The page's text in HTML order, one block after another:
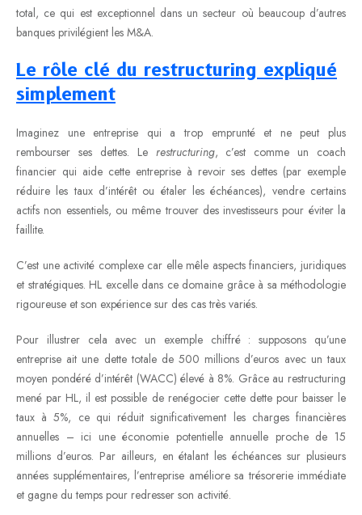
total, ce qui est exceptionnel dans un secteur où beaucoup d’autres
banques privilégient les M&A.
Le rôle clé du restructuring expliqué
simplement
Imaginez une entreprise qui a trop emprunté et ne peut plus
rembourser ses dettes. Le restructuring, c’est comme un coach
financier qui aide cette entreprise à revoir ses dettes (par exemple
réduire les taux d’intérêt ou étaler les échéances), vendre certains
actifs non essentiels, ou même trouver des investisseurs pour éviter la
faillite.
C’est une activité complexe car elle mêle aspects financiers, juridiques
et stratégiques. HL excelle dans ce domaine grâce à sa méthodologie
rigoureuse et son expérience sur des cas très variés.
Pour illustrer cela avec un exemple chiffré : supposons qu’une
entreprise ait une dette totale de 500 millions d’euros avec un taux
moyen pondéré d’intérêt (WACC) élevé à 8%. Grâce au restructuring
mené par HL, il est possible de renégocier cette dette pour baisser le
taux à 5%, ce qui réduit significativement les charges financières
annuelles – ici une économie potentielle annuelle proche de 15
millions d’euros. Par ailleurs, en étalant les échéances sur plusieurs
années supplémentaires, l’entreprise améliore sa trésorerie immédiate
et gagne du temps pour redresser son activité.